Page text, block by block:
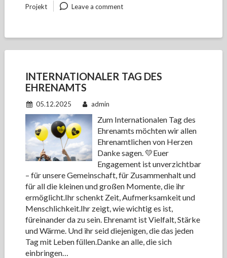
Projekt Leave a comment
INTERNATIONALER TAG DES
EHRENAMTS
05.12.2025 admin
Zum Internationalen Tag des
Ehrenamts möchten wir allen
Ehrenamtlichen von Herzen
Danke sagen. 💛Euer
Engagement ist unverzichtbar
– für unsere Gemeinschaft, für Zusammenhalt und
für all die kleinen und großen Momente, die ihr
ermöglicht.Ihr schenkt Zeit, Aufmerksamkeit und
Menschlichkeit.Ihr zeigt, wie wichtig es ist,
füreinander da zu sein. Ehrenamt ist Vielfalt, Stärke
und Wärme. Und ihr seid diejenigen, die das jeden
Tag mit Leben füllen.Danke an alle, die sich
einbringen…